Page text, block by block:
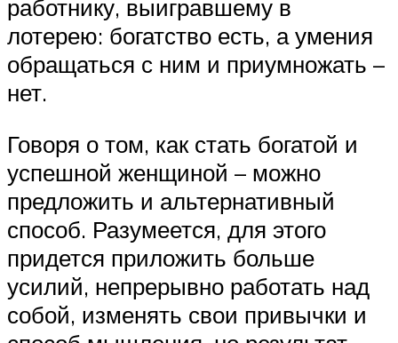
работнику, выигравшему в
лотерею: богатство есть, а умения
обращаться с ним и приумножать –
нет.
Говоря о том, как стать богатой и
успешной женщиной – можно
предложить и альтернативный
способ. Разумеется, для этого
придется приложить больше
усилий, непрерывно работать над
собой, изменять свои привычки и